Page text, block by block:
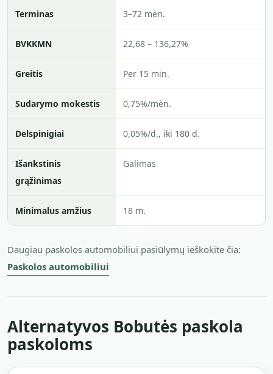
Terminas 3–72 mėn.
BVKKMN 22,68 – 136,27%
Greitis Per 15 min.
Sudarymo mokestis 0,75%/mėn.
Delspinigiai 0,05%/d., iki 180 d.
Išankstinis
grąžinimas
Galimas
Minimalus amžius 18 m.
Daugiau paskolos automobiliui pasiūlymų ieškokite čia:
Paskolos automobiliui
Alternatyvos Bobutės paskola
paskoloms